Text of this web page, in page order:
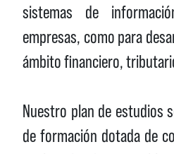
sistemas de
empresas, como para
ámbito financiero,
Nuestro plan de estudios
de formación dotada de